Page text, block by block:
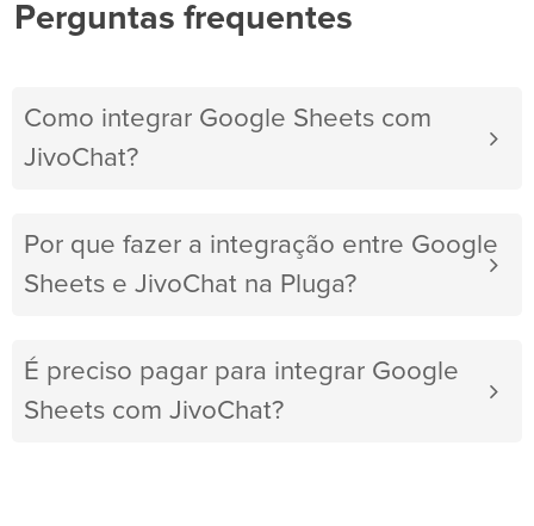
Perguntas frequentes
Como integrar Google Sheets com
JivoChat?
Por que fazer a integração entre Google
Sheets e JivoChat na Pluga?
É preciso pagar para integrar Google
Sheets com JivoChat?